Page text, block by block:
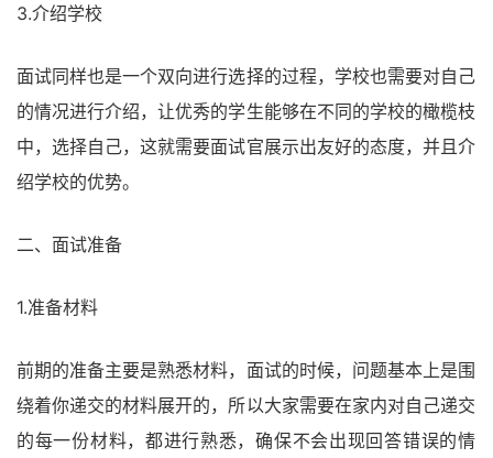
3.介绍学校
面试同样也是一个双向进行选择的过程，学校也需要对自己
的情况进行介绍，让优秀的学生能够在不同的学校的橄榄枝
中，选择自己，这就需要面试官展示出友好的态度，并且介
绍学校的优势。
二、面试准备
1.准备材料
前期的准备主要是熟悉材料，面试的时候，问题基本上是围
绕着你递交的材料展开的，所以大家需要在家内对自己递交
的每一份材料，都进行熟悉，确保不会出现回答错误的情